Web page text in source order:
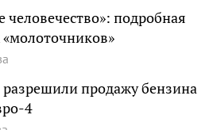
подробная
продажу бензина
4